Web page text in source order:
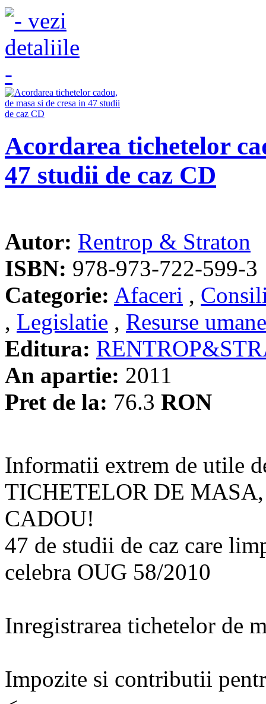
Acordarea tichetelor
47 studii de caz CD
Autor: Rentrop & Straton
ISBN: 978-973-722-599-3
Categorie: Afaceri ,
, Legislatie , Resurse umane
Editura:
An apartie: 2011
Pret de la: 76.3 RON
Informatii extrem de utile
TICHETELOR DE
CADOU!
47 de studii de caz care
celebra OUG 58/2010
Inregistrarea tichetelor de
Impozite si contributii